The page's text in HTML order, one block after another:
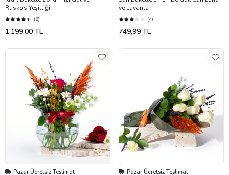
Ruskos Yeşilliği
(8)
1.199,00 TL
ve Lavanta
(4)
749,99 TL
Pazar Ücretsiz Teslimat Pazar Ücretsiz Teslimat